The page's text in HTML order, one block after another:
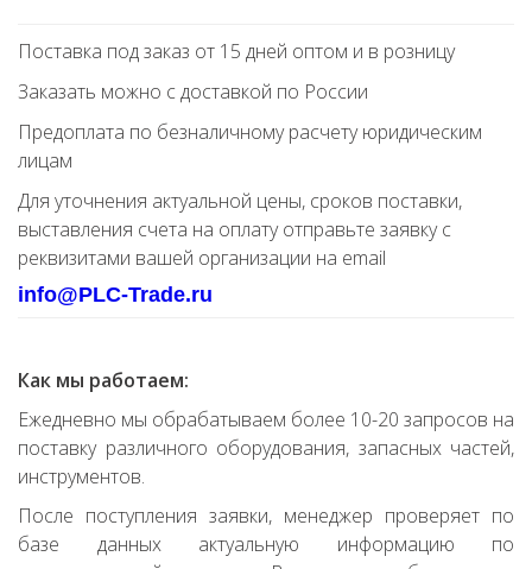
Поставка под заказ от 15 дней оптом и в розницу
Заказать можно с доставкой по России
Предоплата по безналичному расчету юридическим
лицам
Для уточнения актуальной цены, сроков поставки,
выставления счета на оплату отправьте заявку с
реквизитами вашей организации на email
info@PLC-Trade.ru
Как мы работаем:
Ежедневно мы обрабатываем более 10-20 запросов на
поставку различного оборудования, запасных частей,
инструментов.
После поступления заявки, менеджер проверяет по
базе данных актуальную информацию по